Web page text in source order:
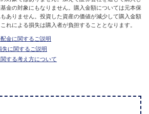
金の対象にもなりません。購入金額については元本保
ありません。投資した資産の価値が減少して購入金額
れによる損失は購入者が負担することとなります。
金に関するご説明
に関するご説明
する考え方について